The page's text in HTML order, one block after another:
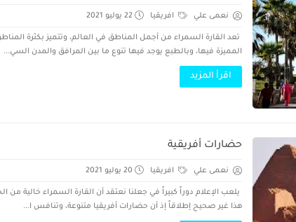
نعمى علي افريقيا 22 يوليو 2021
تعد القارة السمراء من أجمل المناطق في العالم، وتتميز بكثرة
المميزة فيها، وبالطبع يوجد فيها تنوع ما بين المرافق والمدن السي...
اقرأ المزيد
حضارات أفريقية
نعمى علي افريقيا 20 يوليو 2021
يلعب الإعلام دوراً كبيراً في جعلنا نعتقد أن القارة السمراء خالية من
هذا غير صحيح إطلاقاً إذ أن حضارات أفريقيا متنوعة، وتنافس ا...